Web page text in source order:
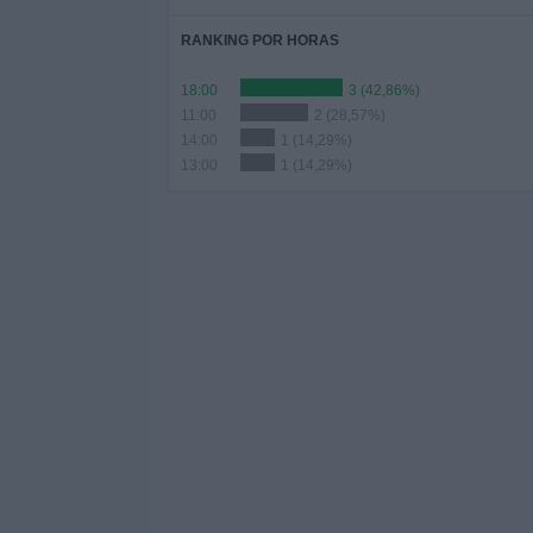
RANKING POR HORAS
18:00
3 (42,86%)
2 (28,57%)
1 (14,29%)
13:00
1 (14,29%)